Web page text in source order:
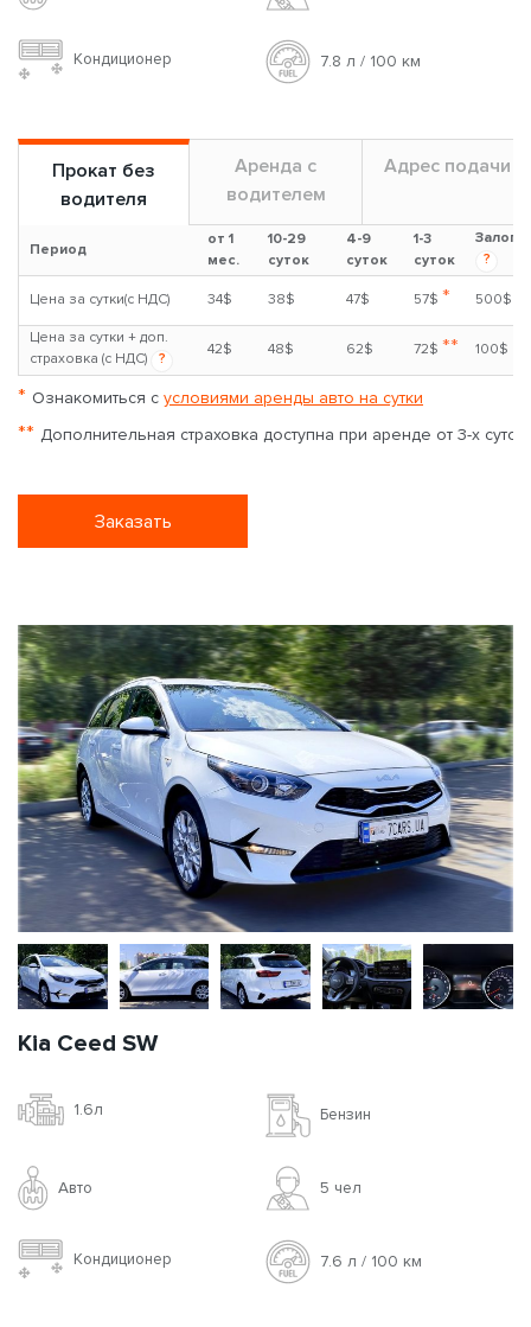
Кондиционер 7.8 л / 100 км
Прокат без
водителя
Аренда с
водителем
Адрес подачи
Период
от 1
мес.
10-29
суток
4-9
суток
1-3
суток
Залог
?
Цена за сутки(с НДС) 34$ 38$ 47$ 57$ * 500$
Цена за сутки + доп.
страховка (с НДС)
?
42$ 48$ 62$ 72$ ** 100$
* Ознакомиться с условиями аренды авто на сутки
** Дополнительная страховка доступна при аренде от 3-х суток
Заказать
Kia Ceed SW
1.6л Бензин
Авто 5 чел
Кондиционер 7.6 л / 100 км